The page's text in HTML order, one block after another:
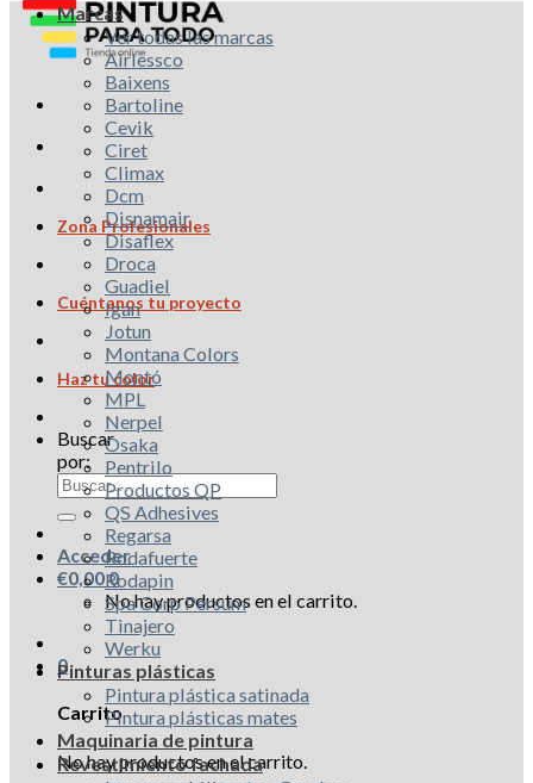
Zona Profesionales
Cuéntanos tu proyecto
Haz tu color
Buscar
por:
Acceder
€0,000
No hay productos en el carrito.
0
Carrito
No hay productos en el carrito.
Marcas
Ver todas las marcas
Airlessco
Baixens
Bartoline
Cevik
Ciret
Climax
Dcm
Disnamair
Disaflex
Droca
Guadiel
Igan
Jotun
Montana Colors
Montó
MPL
Nerpel
Osaka
Pentrilo
Productos QP
QS Adhesives
Regarsa
Rodafuerte
Rodapin
Spa Corp Persum
Tinajero
Werku
Pinturas plásticas
Pintura plástica satinada
Pintura plásticas mates
Maquinaria de pintura
Revestimiento fachada